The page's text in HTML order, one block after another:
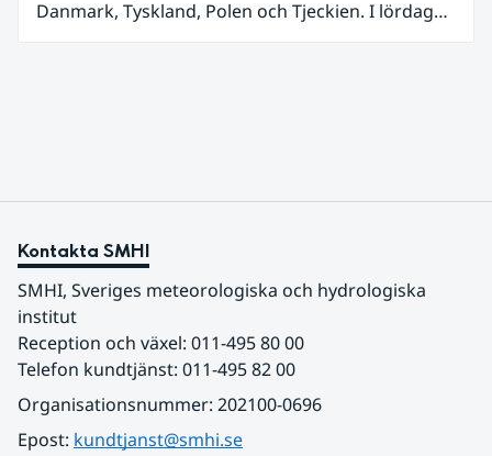
Danmark, Tyskland, Polen och Tjeckien. I lördags
Kontakta SMHI
SMHI, Sveriges meteorologiska och hydrologiska
institut
Reception och växel: 011-495 80 00
Telefon kundtjänst: 011-495 82 00
Organisationsnummer: 202100-0696
Epost: kundtjanst@smhi.se